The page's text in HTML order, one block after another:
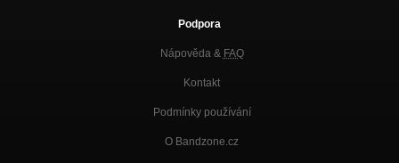
Podpora
Nápověda & FAQ
Kontakt
Podmínky používání
O Bandzone.cz